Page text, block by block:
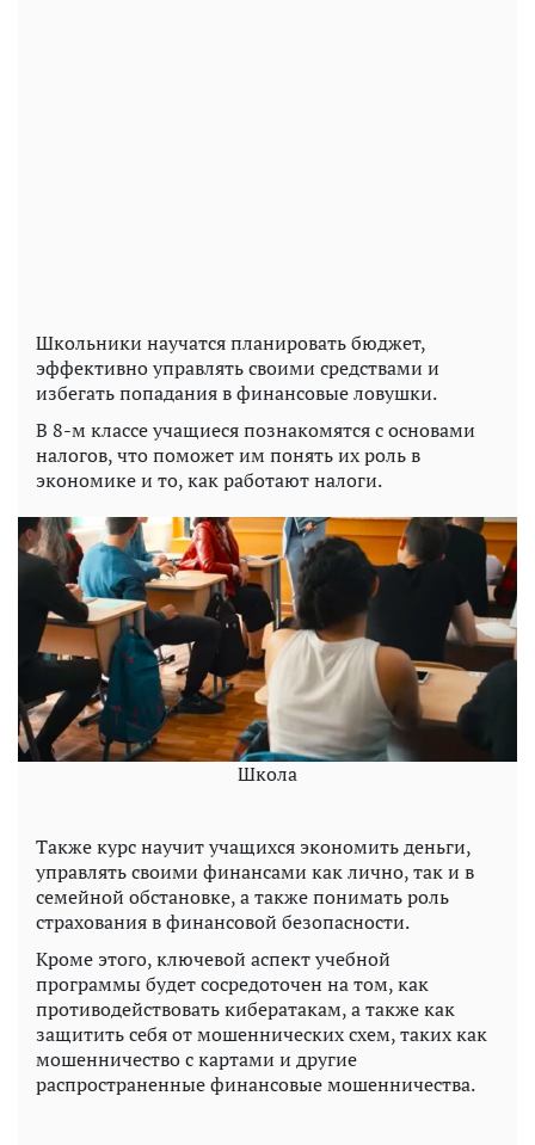
Школьники научатся планировать бюджет,
эффективно управлять своими средствами и
избегать попадания в финансовые ловушки.
В 8-м классе учащиеся познакомятся с основами
налогов, что поможет им понять их роль в
экономике и то, как работают налоги.
Школа
Также курс научит учащихся экономить деньги,
управлять своими финансами как лично, так и в
семейной обстановке, а также понимать роль
страхования в финансовой безопасности.
Кроме этого, ключевой аспект учебной
программы будет сосредоточен на том, как
противодействовать кибератакам, а также как
защитить себя от мошеннических схем, таких как
мошенничество с картами и другие
распространенные финансовые мошенничества.